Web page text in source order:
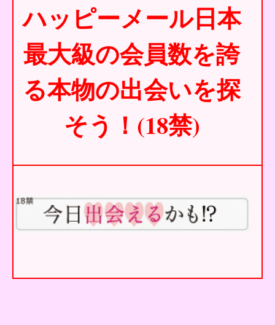
ハッピーメール日本
最大級の会員数を誇
る本物の出会いを探
そう！(18禁)